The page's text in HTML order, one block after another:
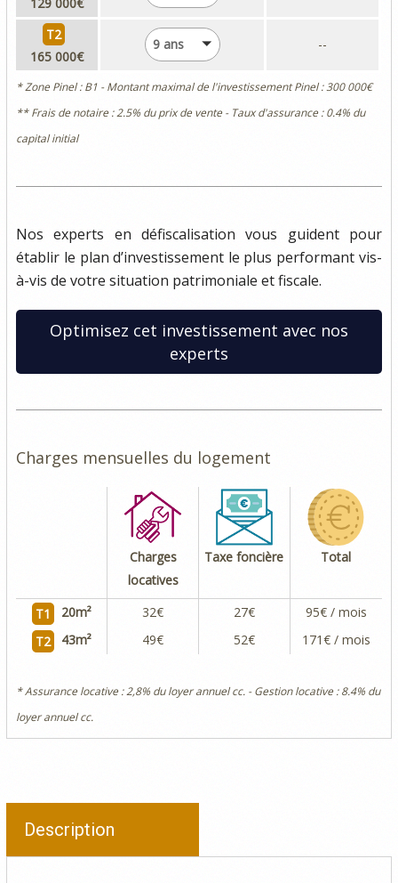
T2
165 000€
9 ans --
* Zone Pinel : B1 - Montant maximal de l'investissement Pinel : 300 000€
** Frais de notaire : 2.5% du prix de vente - Taux d'assurance : 0.4% du
capital initial
Nos experts en défiscalisation vous guident pour
établir le plan d’investissement le plus performant vis-
à-vis de votre situation patrimoniale et fiscale.
Optimisez cet investissement avec nos
experts
Charges mensuelles du logement
Charges
locatives
Taxe foncière Total
T1 20m² 32€ 27€
95€ / mois
T2
43m² 49€ 52€ 171€ / mois
* Assurance locative : 2,8% du loyer annuel cc. - Gestion locative : 8.4% du
loyer annuel cc.
Description